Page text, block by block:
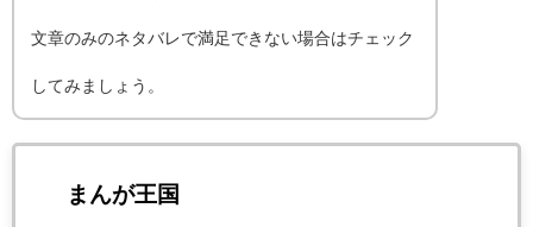
文章のみのネタバレで満足できない場合はチェック
してみましょう。
まんが王国